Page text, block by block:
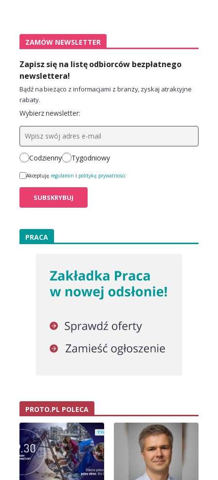
ZAMÓW NEWSLETTER
Zapisz się na listę odbiorców bezpłatnego
newslettera!
Bądź na bieżąco z informacjami z branży, zyskaj atrakcyjne
rabaty.
Wybierz newsletter:
Codzienny Tygodniowy
Akceptuję regulamin i politykę prywatności
PRACA
PROTO.PL POLECA